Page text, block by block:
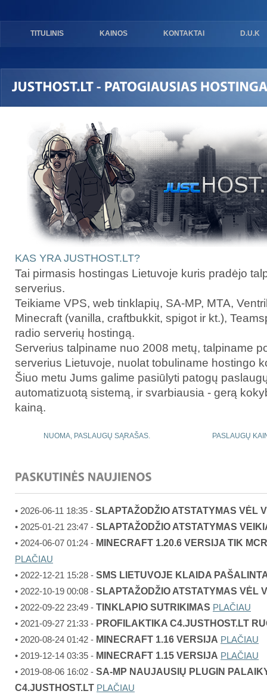
TITULINIS KAINOS KONTAKTAI D.U.K
KAS YRA JUSTHOST.LT?
Tai pirmasis hostingas Lietuvoje kuris pradėjo
serverius.
Teikiame VPS, web tinklapių, SA-MP, MTA,
Minecraft (vanilla, craftbukkit, spigot ir kt.),
radio serverių hostingą.
Serverius talpiname nuo 2008 metų, talpiname
serverius Lietuvoje, nuolat tobuliname hostingo
Šiuo metu Jums galime pasiūlyti patogų
automatizuotą sistemą, ir svarbiausia - gerą
kainą.
NUOMA, PASLAUGŲ SĄRAŠAS. PASLAUGŲ
• 2026-06-11 18:35 - SLAPTAŽODŽIO ATSTATYMAS VĖL
• 2025-01-21 23:47 - SLAPTAŽODŽIO ATSTATYMAS
• 2024-06-07 01:24 - MINECRAFT 1.20.6 VERSIJA TIK
PLAČIAU
• 2022-12-21 15:28 - SMS LIETUVOJE KLAIDA
• 2022-10-19 00:08 - SLAPTAŽODŽIO ATSTATYMAS VĖL
• 2022-09-22 23:49 - TINKLAPIO SUTRIKIMAS PLAČIAU
• 2021-09-27 21:33 - PROFILAKTIKA C4.JUSTHOST.LT
• 2020-08-24 01:42 - MINECRAFT 1.16 VERSIJA PLAČIAU
• 2019-12-14 03:35 - MINECRAFT 1.15 VERSIJA PLAČIAU
• 2019-08-06 16:02 - SA-MP NAUJAUSIŲ PLUGIN
C4.JUSTHOST.LT PLAČIAU